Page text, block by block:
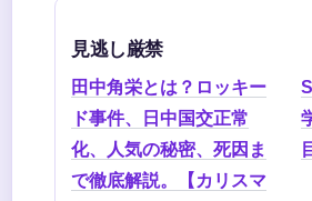
見逃し厳禁
田中角栄とは？ロッキー
ド事件、日中国交正常
化、人気の秘密、死因ま
で徹底解説。【カリスマ